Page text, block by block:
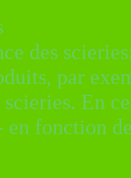
des
par
scieries. En
fonction